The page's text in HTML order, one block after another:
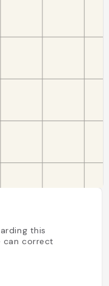
this
can correct